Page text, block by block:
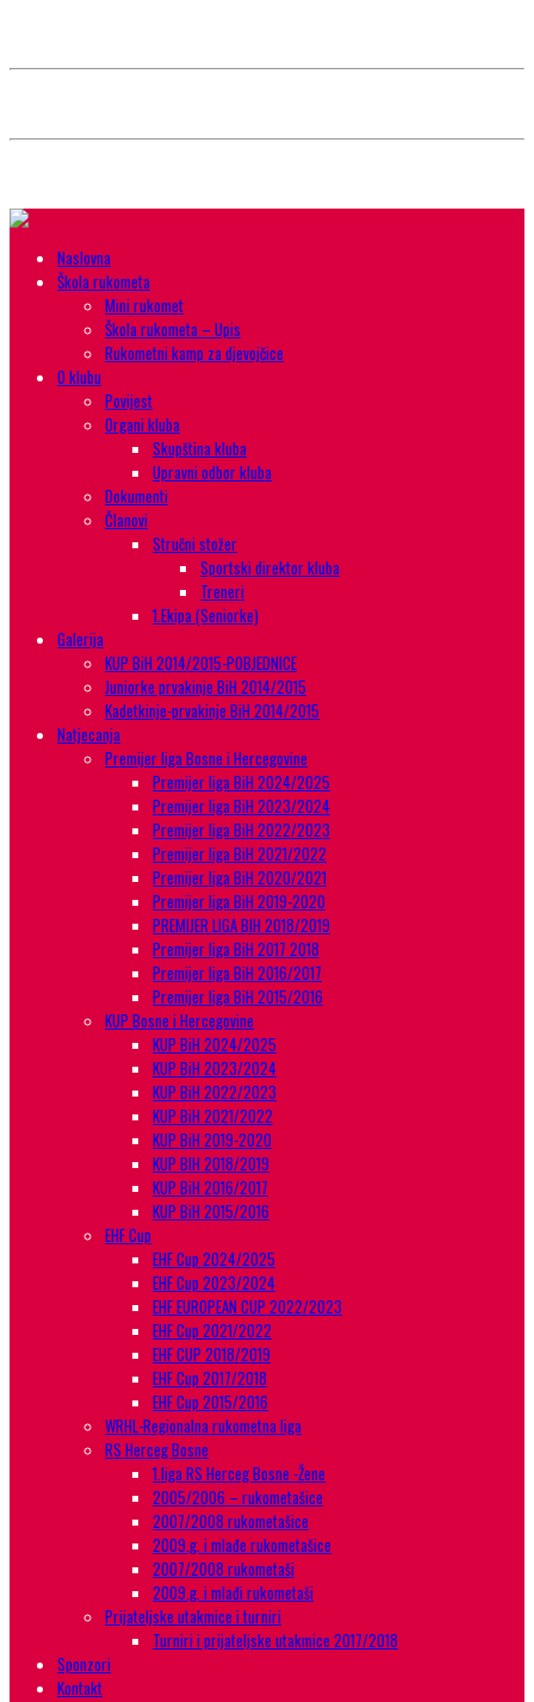
Naslovna
Škola rukometa
Mini rukomet
Škola rukometa – Upis
Rukometni kamp za djevojčice
O klubu
Povijest
Organi kluba
Skupština kluba
Upravni odbor kluba
Dokumenti
Članovi
Stručni stožer
Sportski direktor kluba
Treneri
1.Ekipa (Seniorke)
Galerija
KUP BiH 2014/2015-POBJEDNICE
Juniorke prvakinje BiH 2014/2015
Kadetkinje-prvakinje BiH 2014/2015
Natjecanja
Premijer liga Bosne i Hercegovine
Premijer liga BiH 2024/2025
Premijer liga BiH 2023/2024
Premijer liga BiH 2022/2023
Premijer liga BiH 2021/2022
Premijer liga BiH 2020/2021
Premijer liga BiH 2019-2020
PREMIJER LIGA BIH 2018/2019
Premijer liga BiH 2017 2018
Premijer liga BiH 2016/2017
Premijer liga BiH 2015/2016
KUP Bosne i Hercegovine
KUP BiH 2024/2025
KUP BiH 2023/2024
KUP BiH 2022/2023
KUP BiH 2021/2022
KUP BiH 2019-2020
KUP BIH 2018/2019
KUP BiH 2016/2017
KUP BiH 2015/2016
EHF Cup
EHF Cup 2024/2025
EHF Cup 2023/2024
EHF EUROPEAN CUP 2022/2023
EHF Cup 2021/2022
EHF CUP 2018/2019
EHF Cup 2017/2018
EHF Cup 2015/2016
WRHL-Regionalna rukometna liga
RS Herceg Bosne
1.liga RS Herceg Bosne -Žene
2005/2006 – rukometašice
2007/2008 rukometašice
2009.g. i mlađe rukometašice
2007/2008 rukometaši
2009.g. i mlađi rukometaši
Prijateljske utakmice i turniri
Turniri i prijateljske utakmice 2017/2018
Sponzori
Kontakt